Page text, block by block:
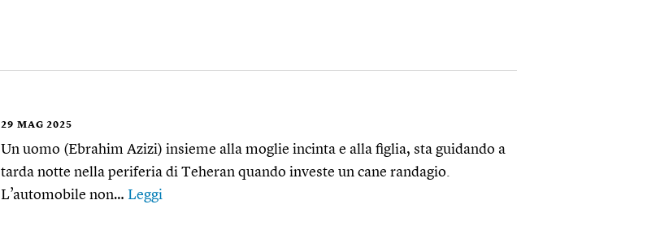
29 MAG 2025
Un uomo (Ebrahim Azizi) insieme alla moglie incinta e alla figlia, sta guidando a
tarda notte nella periferia di Teheran quando investe un cane randagio.
L’automobile non… Leggi